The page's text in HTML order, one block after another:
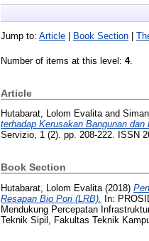
Jump to: Article | Book Section |
Number of items at this level: 4.
Article
Hutabarat, Lolom Evalitaand
terhadap Kerusakan Bangunan
Servizio, 1 (2). pp. 208-222. ISSN
Book Section
Hutabarat, Lolom Evalita(2018)
Resapan Bio Pori (LRB).
In:
Mendukung Percepatan
Teknik Sipil, Fakultas Teknik